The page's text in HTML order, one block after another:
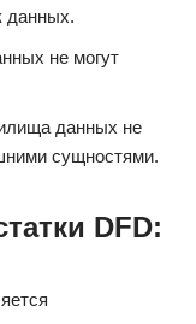
данных.
не могут
данных не
сущностями.
DFD: